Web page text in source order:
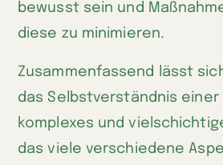
bewusst sein und
diese zu minimieren.
Zusammenfassend lässt
das Selbstverständnis einer
komplexes und
das viele verschiedene